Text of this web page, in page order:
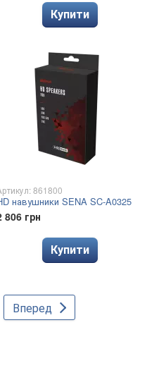
Купити
861800
навушники SENA SC-A0325
806 грн
Купити
Вперед